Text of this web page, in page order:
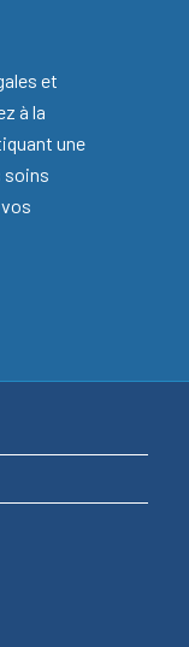
et
à la
une
soins